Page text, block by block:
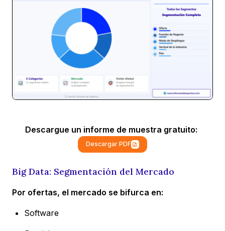
Descargue un informe de muestra gratuito:
Descargar PDF
Big Data: Segmentación del Mercado
Por ofertas, el mercado se bifurca en:
Software